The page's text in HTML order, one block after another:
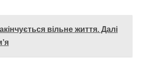
вільне життя. Далі